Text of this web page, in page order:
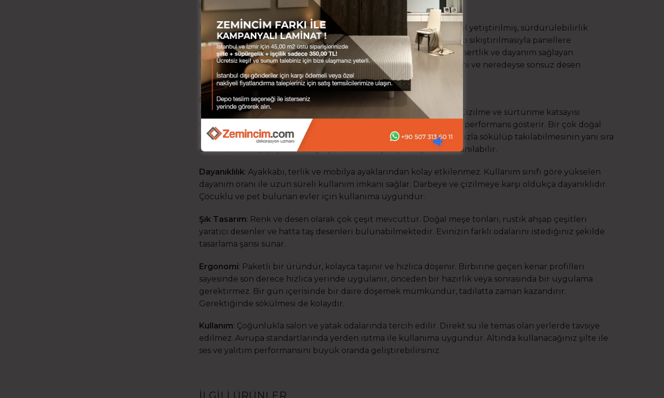
LAMİNAT PARKE NEDİR?
Laminat parke teknoloji ürünü bir zemin kaplamasıdır. Endüstriyel yetiştirilmiş, sürdürülebilirlik
sertifikalı ormanlardan elde edilen ağaçların işlenerek güçlendirip sıkıştırılmasıyla panellere
dönüştürülür. Paneller üzerinde desen kaplaması ve geliştirilmiş sertlik ve dayanım sağlayan
koruyucu tabakalar kaplıdır. Bu sayede çeşitli ebat, döşeme sistemi ve neredeyse sonsuz desen
çeşitliği sağlanır.
NEDEN LAMİNAT PARKE KULLANMALIYIM?
Hızlı döşenir, çok çeşit sunar ve hepsinden önemlisi dayanıklıdır. Çizilme ve sürtünme katsayısı
dayanımı bakımından tekstil bazlı zemin ürünlerinden çok üstün performans gösterir. Bir çok doğal
ahşap ürününün tersine bakım ve özenli kullanım gerektirmez. Hızla sökülüp takılabilmesinin yanı sıra
alttaki zemine yapıştırılmadığı için hızlıca döşenip kolaylıkla kullanılabilir.
Dayanıklılık: Ayakkabı, terlik ve mobilya ayaklarından kolay etkilenmez. Kullanım sınıfı göre yükselen
dayanım oranı ile uzun süreli kullanım imkanı sağlar. Darbeye ve çizilmeye karşı oldukça dayanıklıdır.
Çocuklu ve pet bulunan evler için kullanıma uygundur.
Şık Tasarım: Renk ve desen olarak çok çeşit mevcuttur. Doğal meşe tonları, rustik ahşap çeşitleri
yaratıcı desenler ve hatta taş desenleri bulunabilmektedir. Evinizin farklı odalarını istediğiniz şekilde
tasarlama şansı sunar.
Ergonomi: Paketli bir üründür, kolayca taşınır ve hızlıca döşenir. Birbirine geçen kenar profilleri
sayesinde son derece hızlıca yerinde uygulanır, önceden bir hazırlık veya sonrasında bir uygulama
gerektirmez. Bir gün içerisinde bir daire döşemek mümkündür, tadilatta zaman kazandırır.
Gerektiğinde sökülmesi de kolaydır.
Kullanım: Çoğunlukla salon ve yatak odalarında tercih edilir. Direkt su ile temas olan yerlerde tavsiye
edilmez. Avrupa standartlarında yerden ısıtma ile kullanıma uygundur. Altında kullanacağınız şilte ile
ses ve yalıtım performansını büyük oranda geliştirebilirsiniz.